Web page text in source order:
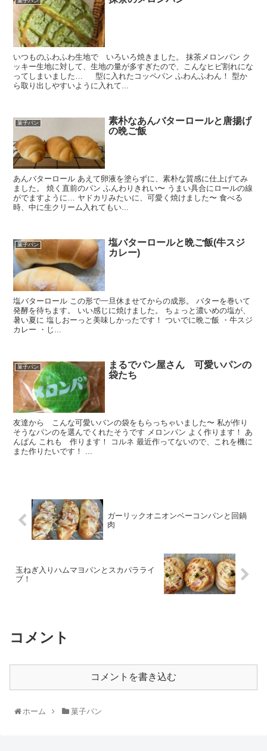
いつものふわふわ生地で いろいろ焼きました。 抹茶メロンパン ク
ッキー生地に対して、生地の量が多すぎたので、こんなヒビ割れにな
ってしまいました… 型に入れたコッペパン ふわんふわん！ 型か
ら取り出しやすいように入れて...
菓子パン
素朴なあんバターロールと唐揚げ
の晩ご飯
あんバターロール あえて卵液を塗らずに、素朴な質感に仕上げてみ
ました。 焼く直前のパン ふんわりきれい〜 うまい具合にロールの線
がでますように… ヤドカリみたいに、可愛く焼けました〜 食べる
時、中に生クリーム入れてもい...
菓子パン
塩バターロールと晩ご飯(牛スジ
カレー)
塩バターロール この形で一旦休ませてからの成形。 バターを巻いて
発酵を待ちます。 いい感じに焼けました。 ちょっと濃いめの塩が、
暑い夏に 塩しおーっと美味しかったです！ ついでに晩ご飯 ・牛スジ
カレー ・じ...
菓子パン
まるでパン屋さん 可愛いパンの
袋たち
友達から こんな可愛いパンの袋をもらっちゃいました〜 私が作り
そうなパンのを選んでくれたそうです メロンパン よく作ります！ あ
んぱん これも 作ります！ コルネ 最近作ってないので、これを機に
また作りたいです！ ...
ガーリックオニオンベーコンパンと回鍋
肉
玉ねぎ入りハムマヨパンとスカパラライ
ブ！
コメント
コメントを書き込む
ホーム 菓子パン